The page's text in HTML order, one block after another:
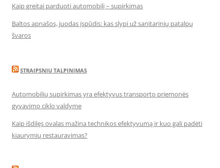
Kaip greitai parduoti automobilį – supirkimas
Baltos apnašos, juodas įspūdis: kas slypi už sanitarinių patalpų
švaros
STRAIPSNIU TALPINIMAS
Automobilių supirkimas yra efektyvus transporto priemonės
gyvavimo ciklo valdyme
Kaip išdilęs ovalas mažina technikos efektyvumą ir kuo gali padėti
kiaurymių restauravimas?